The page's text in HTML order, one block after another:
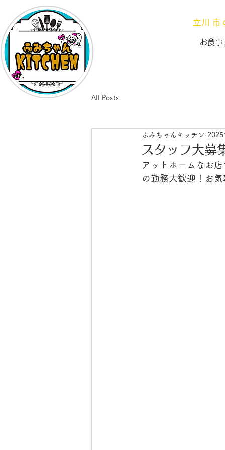
立川
お食
All Posts
スタッフ大募
ふみちゃんキッチン 2025
アットホームなお
の勤務大歓迎！お